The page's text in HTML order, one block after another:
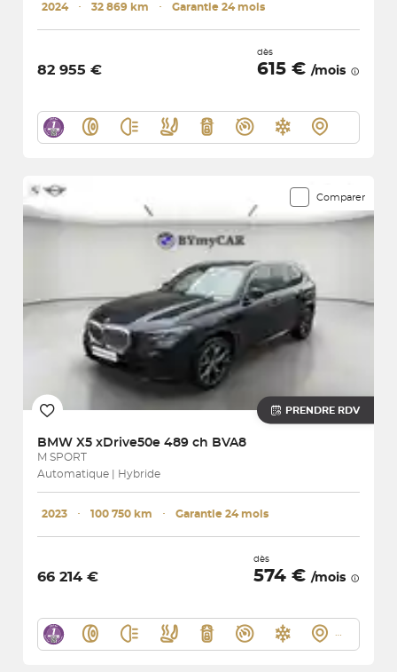
2024 ･ 32 869 km ･ Garantie 24 mois
82 955 €
dès
615 € /mois
Comparer
PRENDRE RDV
BMW X5 xDrive50e 489 ch BVA8
M SPORT
Automatique | Hybride
2023 ･ 100 750 km ･ Garantie 24 mois
66 214 €
dès
574 € /mois